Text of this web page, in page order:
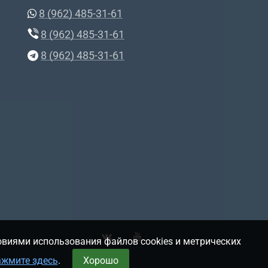
8 (962) 485-31-61
8 (962) 485-31-61
8 (962) 485-31-61
использования файлов cookies и метрических
здесь. Хорошо